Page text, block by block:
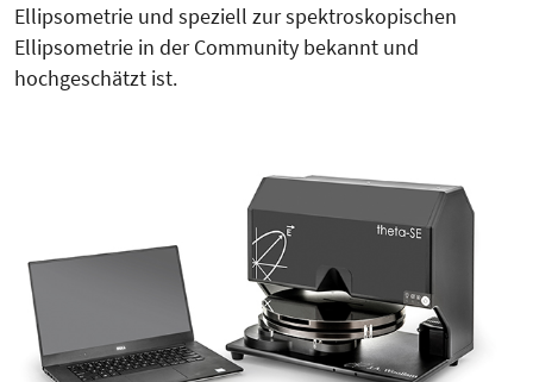
Ellipsometrie und speziell zur spektroskopischen
Ellipsometrie in der Community bekannt und
hochgeschätzt ist.